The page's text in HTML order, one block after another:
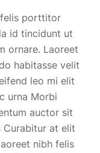
felis porttitor
id tincidunt ut
ornare. Laoreet
habitasse velit
leo mi elit
urna Morbi
auctor sit
Curabitur at elit
nibh felis